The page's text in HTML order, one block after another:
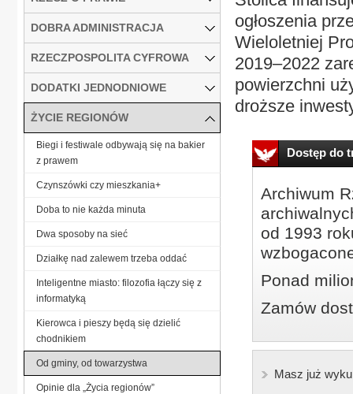
ogłoszenia
Wieloletniej
2019–2022
powierzchni
droższe
Dostęp do
Archiwum
od 1993
Ponad
Zamów
Masz już
DOBRA ADMINISTRACJA
RZECZPOSPOLITA CYFROWA
DODATKI JEDNODNIOWE
ŻYCIE REGIONÓW
Biegi i festiwale odbywają się na bakier
z prawem
Czynszówki czy mieszkania+
Doba to nie każda minuta
Dwa sposoby na sieć
Działkę nad zalewem trzeba oddać
Inteligentne miasto: filozofia łączy się z
informatyką
Kierowca i pieszy będą się dzielić
chodnikiem
Od gminy, od towarzystwa
Opinie dla „Życia regionów”